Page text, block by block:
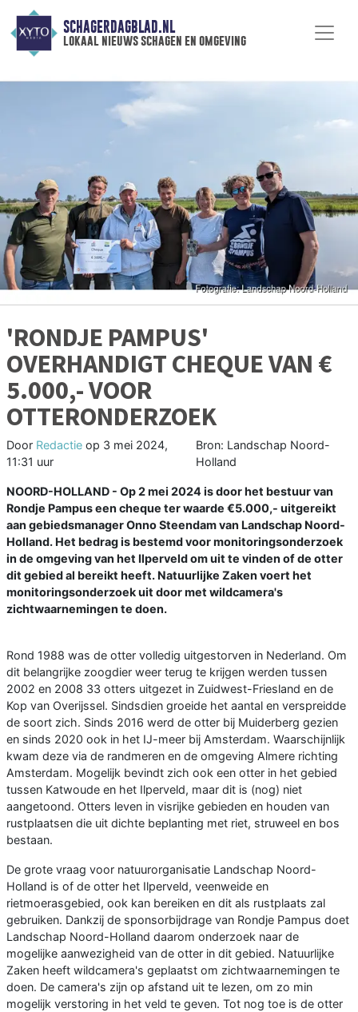
SCHAGERDAGBLAD.NL
lokaal nieuws schagen en omgeving
'RONDJE PAMPUS'
OVERHANDIGT CHEQUE VAN €
5.000,- VOOR
OTTERONDERZOEK
Door Redactie op 3 mei 2024,
11:31 uur
Bron: Landschap Noord-
Holland
NOORD-HOLLAND - Op 2 mei 2024 is door het bestuur van
Rondje Pampus een cheque ter waarde €5.000,- uitgereikt
aan gebiedsmanager Onno Steendam van Landschap Noord-
Holland. Het bedrag is bestemd voor monitoringsonderzoek
in de omgeving van het Ilperveld om uit te vinden of de otter
dit gebied al bereikt heeft. Natuurlijke Zaken voert het
monitoringsonderzoek uit door met wildcamera's
zichtwaarnemingen te doen.
Rond 1988 was de otter volledig uitgestorven in Nederland. Om
dit belangrijke zoogdier weer terug te krijgen werden tussen
2002 en 2008 33 otters uitgezet in Zuidwest-Friesland en de
Kop van Overijssel. Sindsdien groeide het aantal en verspreidde
de soort zich. Sinds 2016 werd de otter bij Muiderberg gezien
en sinds 2020 ook in het IJ-meer bij Amsterdam. Waarschijnlijk
kwam deze via de randmeren en de omgeving Almere richting
Amsterdam. Mogelijk bevindt zich ook een otter in het gebied
tussen Katwoude en het Ilperveld, maar dit is (nog) niet
aangetoond. Otters leven in visrijke gebieden en houden van
rustplaatsen die uit dichte beplanting met riet, struweel en bos
bestaan.
De grote vraag voor natuurorganisatie Landschap Noord-
Holland is of de otter het Ilperveld, veenweide en
rietmoerasgebied, ook kan bereiken en dit als rustplaats zal
gebruiken. Dankzij de sponsorbijdrage van Rondje Pampus doet
Landschap Noord-Holland daarom onderzoek naar de
mogelijke aanwezigheid van de otter in dit gebied. Natuurlijke
Zaken heeft wildcamera's geplaatst om zichtwaarnemingen te
doen. De camera's zijn op afstand uit te lezen, om zo min
mogelijk verstoring in het veld te geven. Tot nog toe is de otter